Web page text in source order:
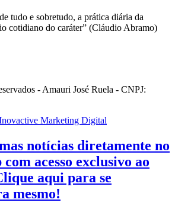
tudo e sobretudo, a prática diária da
cotidiano do caráter” (Cláudio Abramo)
- Amauri José Ruela - CNPJ:
Marketing Digital
notícias diretamente no
acesso exclusivo ao
aqui para se
mesmo!